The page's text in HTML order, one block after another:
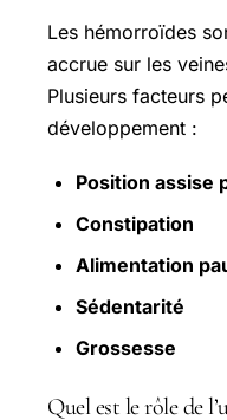
Les hémorroïdes
accrue sur les
Plusieurs facteurs
développement :
Position assise
Constipation
Alimentation
Sédentarité
Grossesse
Quel est le rôle de